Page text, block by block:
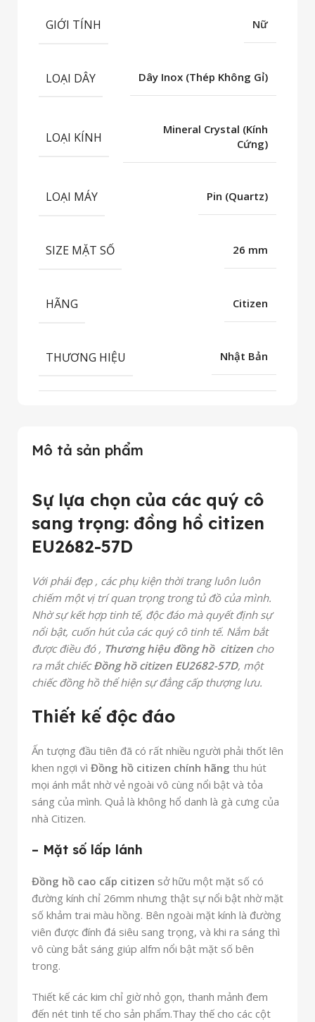
Mô tả sản phẩm
Sự lựa chọn của các quý cô
sang trọng: đồng hồ citizen
EU2682-57D
Với phái đẹp , các phụ kiện thời trang luôn luôn
chiếm một vị trí quan trọng trong tủ đồ của mình.
Nhờ sự kết hợp tinh tế, độc đáo mà quyết định sự
nổi bật, cuốn hút của các quý cô tinh tế. Nắm bắt
được điều đó , Thương hiệu đồng hồ citizen cho
ra mắt chiếcĐồng hồ citizen EU2682-57D, một
chiếc đồng hồ thể hiện sự đẳng cấp thượng lưu.
Thiết kế độc đáo
Ấn tượng đầu tiên đã có rất nhiều người phải thốt lên
khen ngợi vì Đồng hồ citizen chính hãng thu hút
mọi ánh mắt nhờ vẻ ngoài vô cùng nổi bật và tỏa
sáng của mình. Quả là không hổ danh là gà cưng của
nhà Citizen.
– Mặt số lấp lánh
Đồng hồ cao cấp citizen sở hữu một mặt số có
đường kính chỉ 26mm nhưng thật sự nổi bật nhờ mặt
số khảm trai màu hồng. Bên ngoài mặt kính là đường
viên được đính đá siêu sang trọng, và khi ra sáng thì
vô cùng bắt sáng giúp alfm nổi bật mặt số bên
trong.
Thiết kế các kim chỉ giờ nhỏ gọn, thanh mảnh đem
đến nét tinh tế cho sản phẩm.Thay thế cho các cột
GIỚI TÍNH Nữ
LOẠI DÂY Dây Inox (Thép Không Gỉ)
LOẠI KÍNH
Mineral Crystal (Kính
Cứng)
LOẠI MÁY Pin (Quartz)
SIZE MẶT SỐ 26 mm
HÃNG Citizen
THƯƠNG HIỆU Nhật Bản